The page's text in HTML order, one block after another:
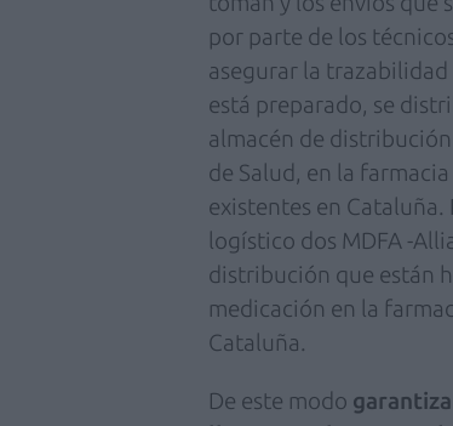
por parte de los
asegurar la
está preparado, se
almacén de
de Salud, en la
existentes en
logístico dos MDFA -
distribución que están
medicación en la
Cataluña.
De este modo